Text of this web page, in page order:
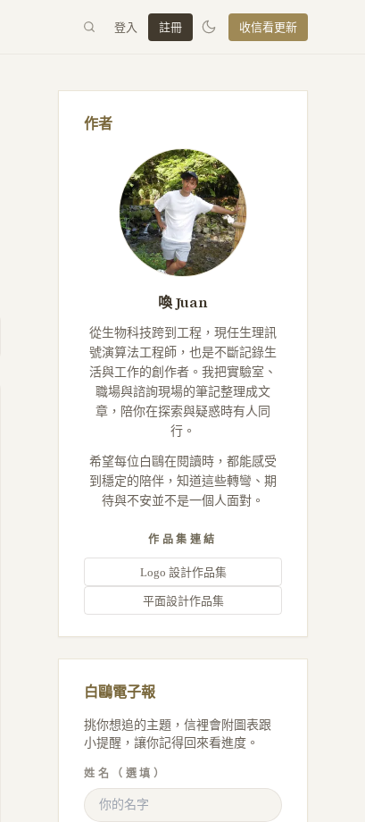
登入 註冊 收信看更新
作者
喚 Juan
從生物科技跨到工程，現任生理訊
號演算法工程師，也是不斷記錄生
活與工作的創作者。我把實驗室、
職場與諮詢現場的筆記整理成文
章，陪你在探索與疑惑時有人同
行。
希望每位白鷗在閱讀時，都能感受
到穩定的陪伴，知道這些轉彎、期
待與不安並不是一個人面對。
作品集連結
Logo 設計作品集
平面設計作品集
白鷗電子報
挑你想追的主題，信裡會附圖表跟
小提醒，讓你記得回來看進度。
姓名（選填）